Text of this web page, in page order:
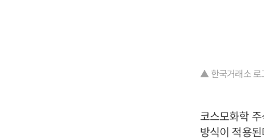
▲ 한국거래소 로
코스모화학
방식이 적용